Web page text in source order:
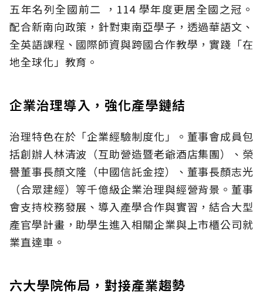
五年名列全國前二 ，114 學年度更居全國之冠。
配合新南向政策，針對東南亞學子，透過華語文、
全英語課程、國際師資與跨國合作教學，實踐「在
地全球化」教育。
企業治理導入，強化產學鏈結
治理特色在於「企業經驗制度化」。董事會成員包
括創辦人林清波（互助營造暨老爺酒店集團）、榮
譽董事長顏文隆（中國信託金控）、董事長顏志光
（合眾建經）等千億級企業治理與經營背景。董事
會支持校務發展、導入產學合作與實習，結合大型
產官學計畫，助學生進入相關企業與上市櫃公司就
業直達車。
六大學院佈局，對接產業趨勢